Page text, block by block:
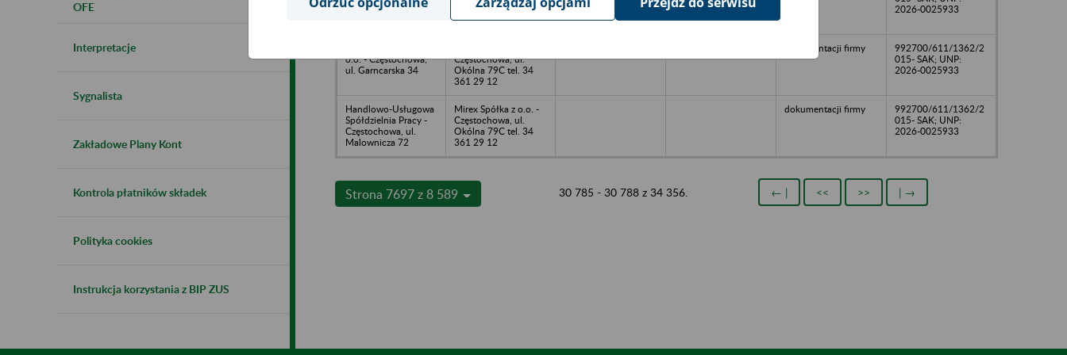
OFE
Interpretacje
Sygnalista
Zakładowe Plany Kont
Kontrola płatników składek
Polityka cookies
Instrukcja korzystania z BIP ZUS
Gorzów Śląski
Okólna 79C tel. 34
361 29 12
2026-0025933
o.o. - Częstochowa,
ul. Garncarska 34
Częstochowa, ul.
Okólna 79C tel. 34
361 29 12
dokumentacji firmy
992700/611/1362/2
015- SAK; UNP:
2026-0025933
Handlowo-Usługowa
Spółdzielnia Pracy -
Częstochowa, ul.
Malownicza 72
Mirex Spółka z o.o. -
Częstochowa, ul.
Okólna 79C tel. 34
361 29 12
dokumentacji firmy
992700/611/1362/2
015- SAK; UNP:
2026-0025933
Strona 7697 z 8 589 30 785 - 30 788 z 34 356. ← | << >> | →